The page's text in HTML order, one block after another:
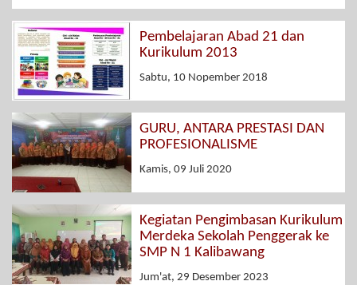
Pembelajaran Abad 21 dan
Kurikulum 2013
Sabtu, 10 Nopember 2018
GURU, ANTARA PRESTASI DAN
PROFESIONALISME
Kamis, 09 Juli 2020
Kegiatan Pengimbasan Kurikulum
Merdeka Sekolah Penggerak ke
SMP N 1 Kalibawang
Jum'at, 29 Desember 2023